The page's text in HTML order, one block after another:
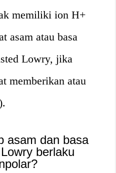
memiliki ion H+
asam atau basa
Lowry, jika
memberikan atau
asam dan basa
berlaku